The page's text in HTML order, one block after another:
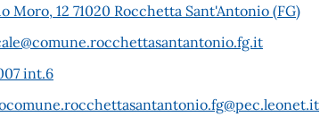
Moro, 12 71020 Rocchetta Sant'Antonio (FG)
int.6